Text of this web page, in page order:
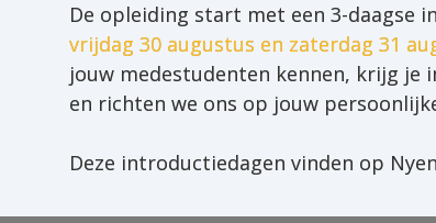
De opleiding start met een 3-daagse
vrijdag 30 augustus en zaterdag 31
jouw medestudenten kennen, krijg je
en richten we ons op jouw
Deze introductiedagen vinden op